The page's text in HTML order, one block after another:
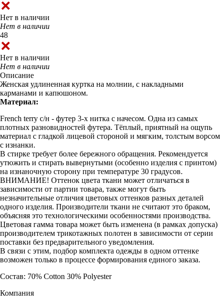
Нет в наличии
Нет в наличии
48
Нет в наличии
Нет в наличии
Описание
Женская удлиненная куртка на молнии, с накладными
карманами и капюшоном.
Материал:
French terry с/н - футер 3-х нитка с начесом. Одна из самых
плотных разновидностей футера. Тёплый, приятный на ощупь
материал с гладкой лицевой стороной и мягким, толстым ворсом
с изнанки.
В стирке требует более бережного обращения. Рекомендуется
утюжить и стирать вывернутыми (особенно изделия с принтом)
на изнаночную сторону при температуре 30 градусов.
ВНИМАНИЕ! Оттенок цвета ткани может отличаться в
зависимости от партии товара, также могут быть
незначительные отличия цветовых оттенков разных деталей
одного изделия. Производители ткани не считают это браком,
объясняя это технологическими особенностями производства.
Цветовая гамма товара может быть изменена (в рамках допуска)
производителем трикотажных полотен в зависимости от серии
поставки без предварительного уведомления.
В связи с этим, подбор комплекта одежды в одном оттенке
возможен только в процессе формирования единого заказа.
Состав: 70% Cotton 30% Polyester
Компания